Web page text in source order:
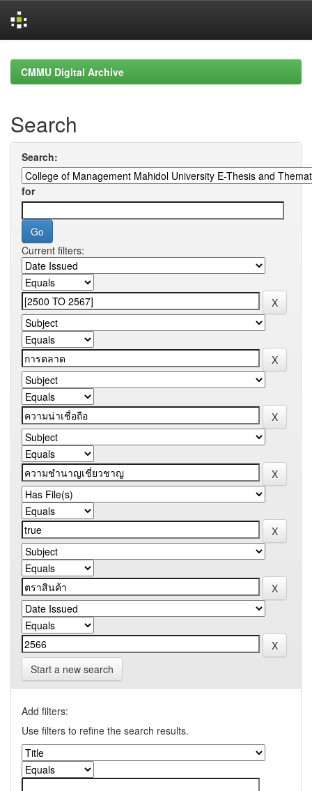
navigationCMMU Digital Archive
Search
Search:
for
Current filters:
Start a new search
Add filters:
Use filters to refine the search results.